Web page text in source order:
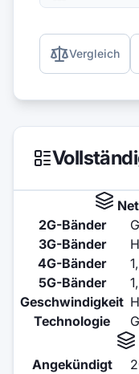
Vergleich
2G-Bänder
3G-Bänder
4G-Bänder
5G-Bänder
Geschwindigkeit
Technologie
Angekündigt